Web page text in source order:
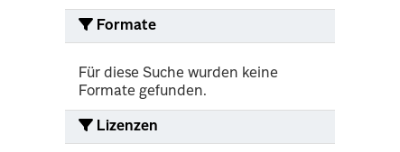
Formate
Für diese Suche wurden keine
Formate gefunden.
Lizenzen